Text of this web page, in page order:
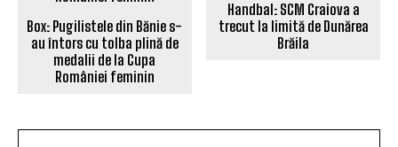
Box: Pugilistele din Bănie s-
au întors cu tolba plină de
medalii de la Cupa
României feminin
Handbal: SCM Craiova a
trecut la limită de Dunărea
Brăila